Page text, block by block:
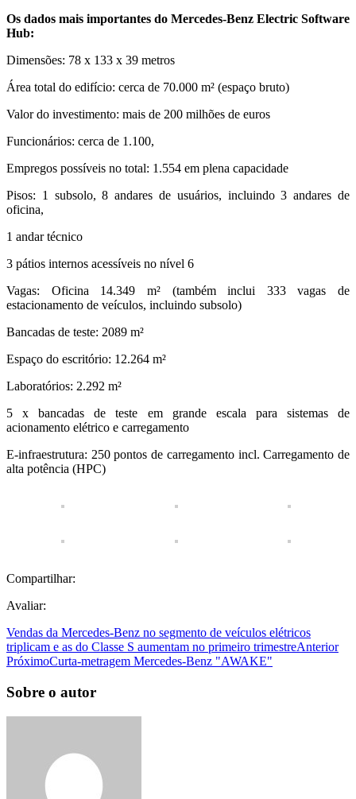
Os dados mais importantes do Mercedes-Benz Electric Software
Hub:
Dimensões: 78 x 133 x 39 metros
Área total do edifício: cerca de 70.000 m² (espaço bruto)
Valor do investimento: mais de 200 milhões de euros
Funcionários: cerca de 1.100,
Empregos possíveis no total: 1.554 em plena capacidade
Pisos: 1 subsolo, 8 andares de usuários, incluindo 3 andares de
oficina,
1 andar técnico
3 pátios internos acessíveis no nível 6
Vagas: Oficina 14.349 m² (também inclui 333 vagas de
estacionamento de veículos, incluindo subsolo)
Bancadas de teste: 2089 m²
Espaço do escritório: 12.264 m²
Laboratórios: 2.292 m²
5 x bancadas de teste em grande escala para sistemas de
acionamento elétrico e carregamento
E-infraestrutura: 250 pontos de carregamento incl. Carregamento de
alta potência (HPC)
Compartilhar:
Avaliar:
Vendas da Mercedes-Benz no segmento de veículos elétricos
triplicam e as do Classe S aumentam no primeiro trimestreAnterior
PróximoCurta-metragem Mercedes-Benz "AWAKE"
Sobre o autor